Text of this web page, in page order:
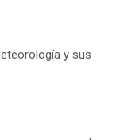
y sus